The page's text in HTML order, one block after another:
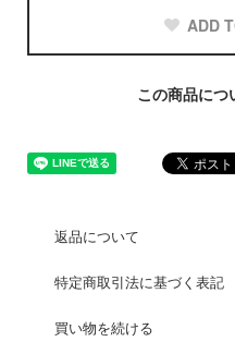
ADD
この商品につ
返品について
特定商取引法に基づく表記
買い物を続ける